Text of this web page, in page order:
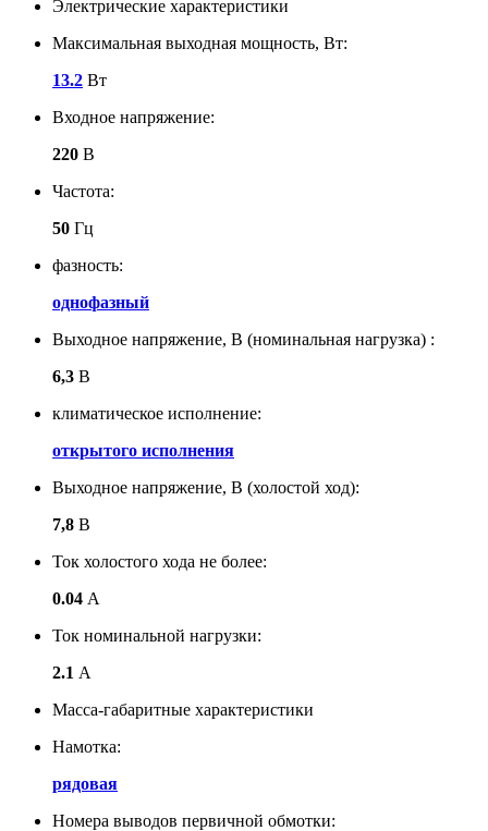
Электрические характеристики
Максимальная выходная мощность, Вт:
13.2 Вт
Входное напряжение:
220 В
Частота:
50 Гц
фазность:
однофазный
Выходное напряжение, В (номинальная нагрузка) :
6,3 В
климатическое исполнение:
открытого исполнения
Выходное напряжение, В (холостой ход):
7,8 В
Ток холостого хода не более:
0.04 А
Ток номинальной нагрузки:
2.1 А
Масса-габаритные характеристики
Намотка:
рядовая
Номера выводов первичной обмотки: